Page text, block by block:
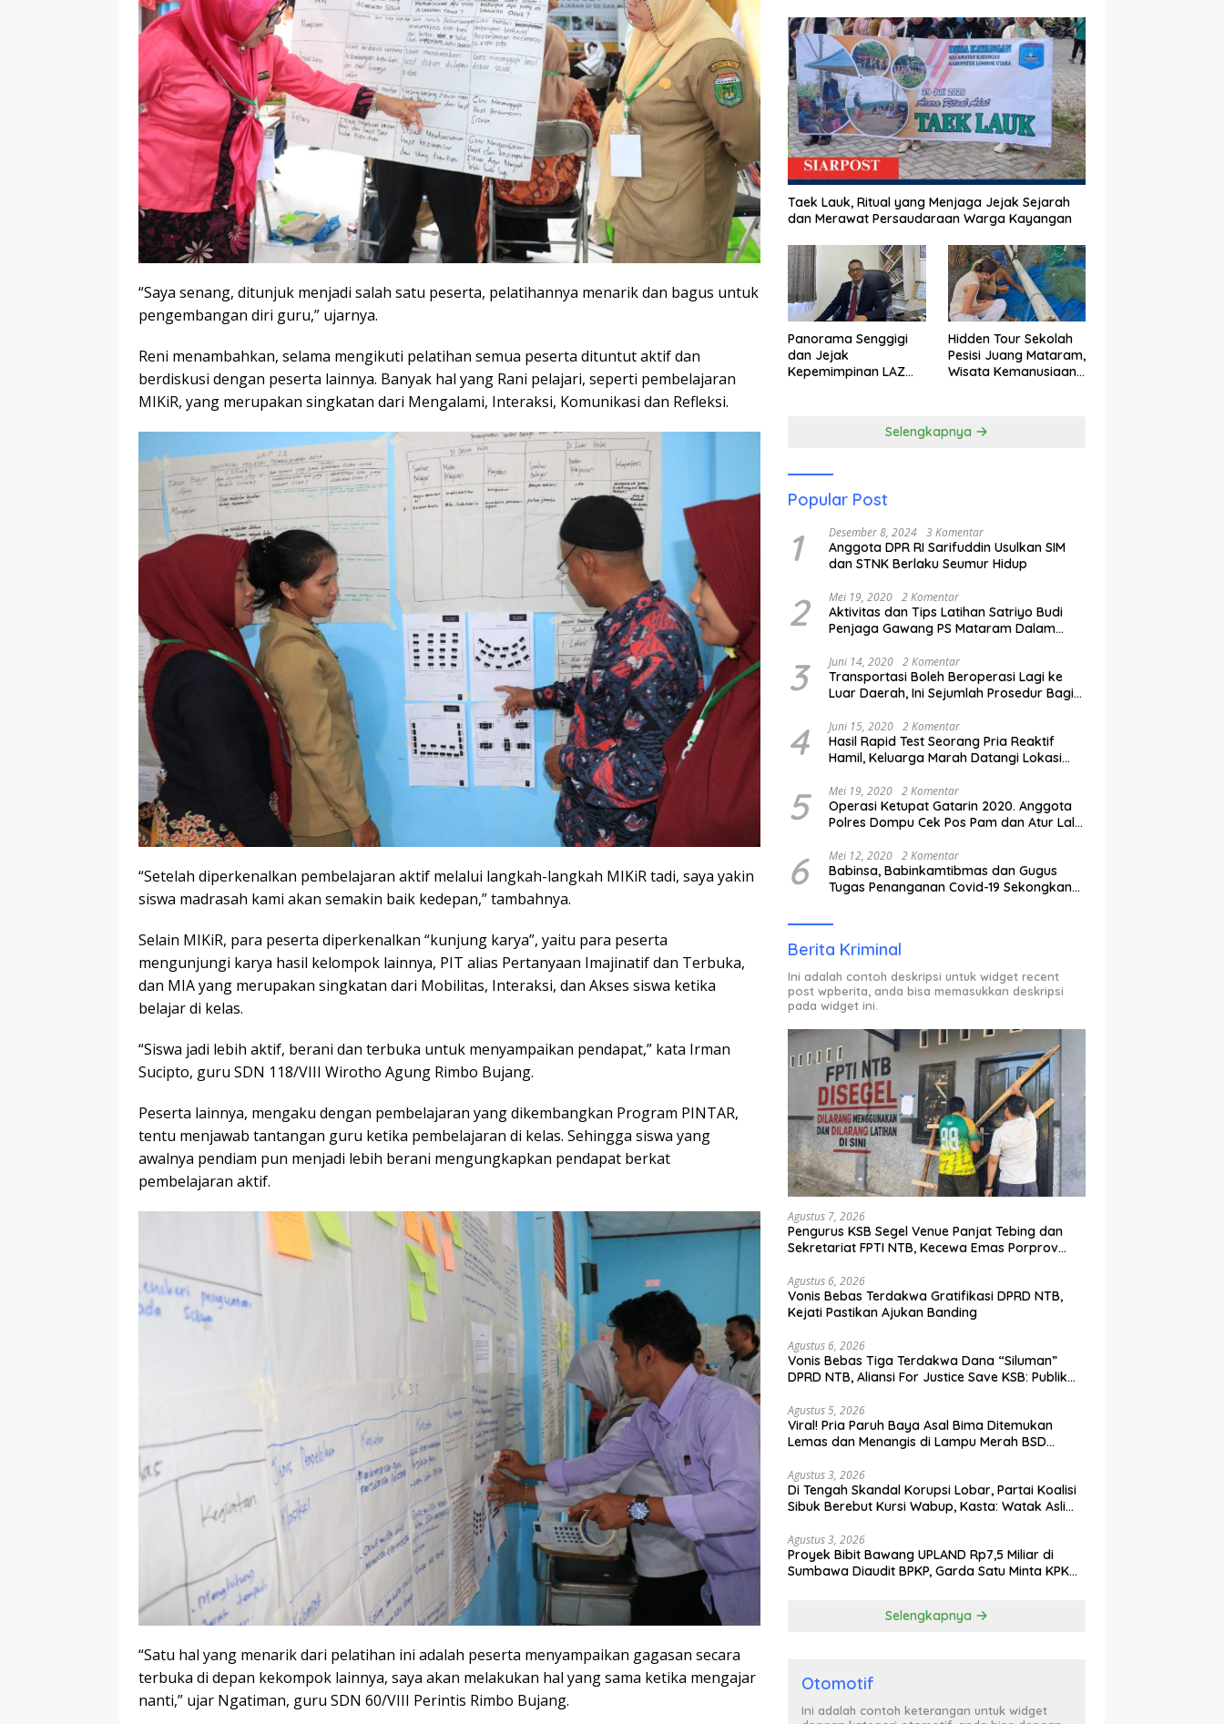
“Saya senang, ditunjuk menjadi salah satu peserta, pelatihannya menarik dan bagus untuk
pengembangan diri guru,” ujarnya.
Reni menambahkan, selama mengikuti pelatihan semua peserta dituntut aktif dan
berdiskusi dengan peserta lainnya. Banyak hal yang Rani pelajari, seperti pembelajaran
MIKiR, yang merupakan singkatan dari Mengalami, Interaksi, Komunikasi dan Refleksi.
“Setelah diperkenalkan pembelajaran aktif melalui langkah-langkah MIKiR tadi, saya yakin
siswa madrasah kami akan semakin baik kedepan,” tambahnya.
Selain MIKiR, para peserta diperkenalkan “kunjung karya”, yaitu para peserta
mengunjungi karya hasil kelompok lainnya, PIT alias Pertanyaan Imajinatif dan Terbuka,
dan MIA yang merupakan singkatan dari Mobilitas, Interaksi, dan Akses siswa ketika
belajar di kelas.
“Siswa jadi lebih aktif, berani dan terbuka untuk menyampaikan pendapat,” kata Irman
Sucipto, guru SDN 118/VIII Wirotho Agung Rimbo Bujang.
Peserta lainnya, mengaku dengan pembelajaran yang dikembangkan Program PINTAR,
tentu menjawab tantangan guru ketika pembelajaran di kelas. Sehingga siswa yang
awalnya pendiam pun menjadi lebih berani mengungkapkan pendapat berkat
pembelajaran aktif.
“Satu hal yang menarik dari pelatihan ini adalah peserta menyampaikan gagasan secara
terbuka di depan kekompok lainnya, saya akan melakukan hal yang sama ketika mengajar
nanti,” ujar Ngatiman, guru SDN 60/VIII Perintis Rimbo Bujang.
Taek Lauk, Ritual yang Menjaga Jejak Sejarah
dan Merawat Persaudaraan Warga Kayangan
Panorama Senggigi
dan Jejak
Kepemimpinan LAZ
Hidden Tour Sekolah
Pesisi Juang Mataram,
Wisata Kemanusiaan
Selengkapnya
Popular Post
1 Desember 8, 2024 3 Komentar
Anggota DPR RI Sarifuddin Usulkan SIM
dan STNK Berlaku Seumur Hidup
2 Mei 19, 2020 2 Komentar
Aktivitas dan Tips Latihan Satriyo Budi
Penjaga Gawang PS Mataram Dalam
3 Juni 14, 2020 2 Komentar
Transportasi Boleh Beroperasi Lagi ke
Luar Daerah, Ini Sejumlah Prosedur Bagi
4 Juni 15, 2020 2 Komentar
Hasil Rapid Test Seorang Pria Reaktif
Hamil, Keluarga Marah Datangi Lokasi
5 Mei 19, 2020 2 Komentar
Operasi Ketupat Gatarin 2020. Anggota
Polres Dompu Cek Pos Pam dan Atur Lalu
6 Mei 12, 2020 2 Komentar
Babinsa, Babinkamtibmas dan Gugus
Tugas Penanganan Covid-19 Sekongkang
ODP.
Berita Kriminal
Ini adalah contoh deskripsi untuk widget recent
post wpberita, anda bisa memasukkan deskripsi
pada widget ini.
Agustus 7, 2026
Pengurus KSB Segel Venue Panjat Tebing dan
Sekretariat FPTI NTB, Kecewa Emas Porprov
Agustus 6, 2026
Vonis Bebas Terdakwa Gratifikasi DPRD NTB,
Kejati Pastikan Ajukan Banding
Agustus 6, 2026
Vonis Bebas Tiga Terdakwa Dana “Siluman”
DPRD NTB, Aliansi For Justice Save KSB: Publik
Agustus 5, 2026
Viral! Pria Paruh Baya Asal Bima Ditemukan
Lemas dan Menangis di Lampu Merah BSD
Agustus 3, 2026
Di Tengah Skandal Korupsi Lobar, Partai Koalisi
Sibuk Berebut Kursi Wabup, Kasta: Watak Asli
Agustus 3, 2026
Proyek Bibit Bawang UPLAND Rp7,5 Miliar di
Sumbawa Diaudit BPKP, Garda Satu Minta KPK
Selengkapnya
Otomotif
Ini adalah contoh keterangan untuk widget